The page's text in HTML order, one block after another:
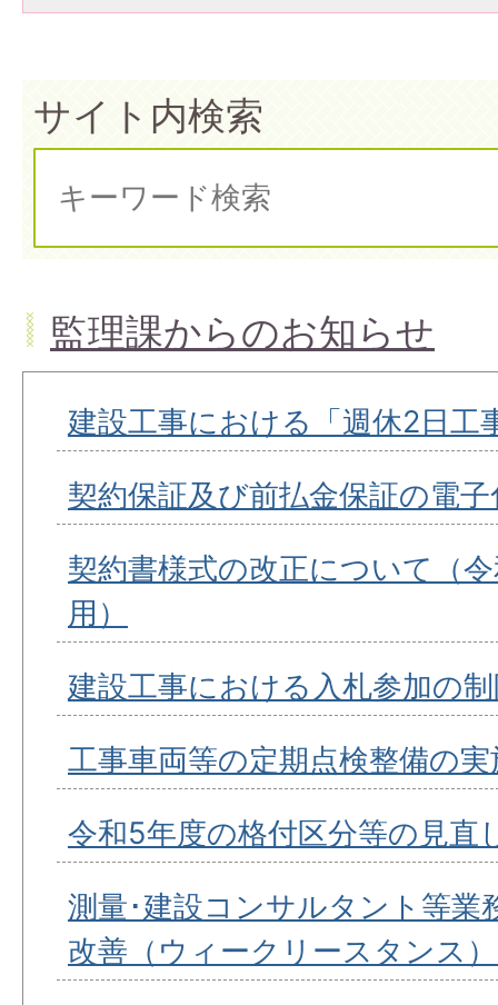
サイト内検索
監理課からのお知らせ
建設工事における「週休2日工
契約保証及び前払金保証の電
契約書様式の改正について（
用）
建設工事における入札参加の
工事車両等の定期点検整備の
令和5年度の格付区分等の見直
測量･建設コンサルタント等業
改善（ウィークリースタンス